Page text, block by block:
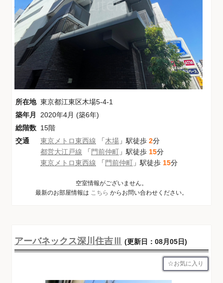
所在地 東京都江東区木場5-4-1
築年月
2020年4月 (築6年)
総階数 15階
交通
東京メトロ東西線 「木場 」駅徒歩 2分
都営大江戸線 「門前仲町 」駅徒歩 15分
東京メトロ東西線 「門前仲町 」駅徒歩 15分
空室情報がございません。
最新のお部屋情報は こちら からお問い合わせください。
アーバネックス深川住吉Ⅲ (更新日：08月05日)
お気に入り